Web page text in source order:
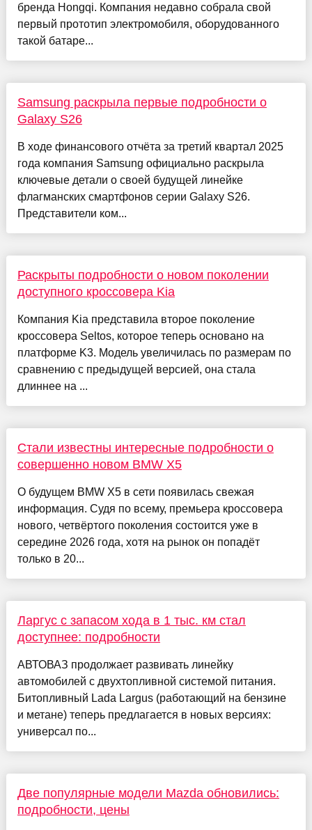
бренда Hongqi. Компания недавно собрала свой
первый прототип электромобиля, оборудованного
такой батаре...
Samsung раскрыла первые подробности о
Galaxy S26
В ходе финансового отчёта за третий квартал 2025
года компания Samsung официально раскрыла
ключевые детали о своей будущей линейке
флагманских смартфонов серии Galaxy S26.
Представители ком...
Раскрыты подробности о новом поколении
доступного кроссовера Kia
Компания Kia представила второе поколение
кроссовера Seltos, которое теперь основано на
платформе K3. Модель увеличилась по размерам по
сравнению с предыдущей версией, она стала
длиннее на ...
Стали известны интересные подробности о
совершенно новом BMW X5
О будущем BMW X5 в сети появилась свежая
информация. Судя по всему, премьера кроссовера
нового, четвёртого поколения состоится уже в
середине 2026 года, хотя на рынок он попадёт
только в 20...
Ларгус с запасом хода в 1 тыс. км стал
доступнее: подробности
АВТОВАЗ продолжает развивать линейку
автомобилей с двухтопливной системой питания.
Битопливный Lada Largus (работающий на бензине
и метане) теперь предлагается в новых версиях:
универсал по...
Две популярные модели Mazda обновились:
подробности, цены